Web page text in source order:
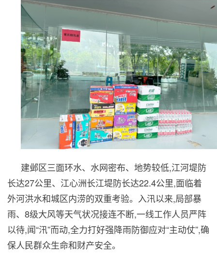
建邺区三面环水、水网密布、地势较低,江河堤防
长达27公里、江心洲长江堤防长达22.4公里,面临着
外河洪水和城区内涝的双重考验。入汛以来,局部暴
雨、8级大风等天气状况接连不断,一线工作人员严阵
以待,闻“汛”而动,全力打好强降雨防御应对“主动仗”,确
保人民群众生命和财产安全。